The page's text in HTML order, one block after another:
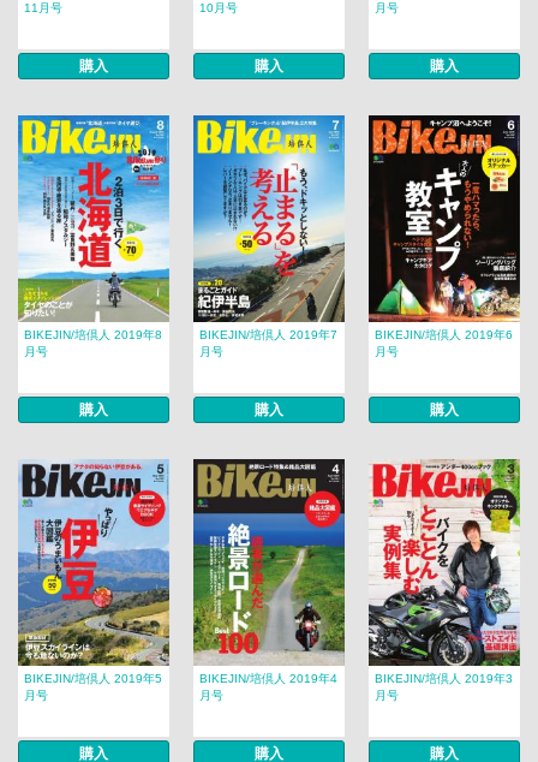
11月号
購入
10月号
購入
月号
購入
BIKEJIN/培倶人 2019年8
月号
購入
BIKEJIN/培倶人 2019年7
月号
購入
BIKEJIN/培倶人 2019年6
月号
購入
BIKEJIN/培倶人 2019年5
月号
購入
BIKEJIN/培倶人 2019年4
月号
購入
BIKEJIN/培倶人 2019年3
月号
購入